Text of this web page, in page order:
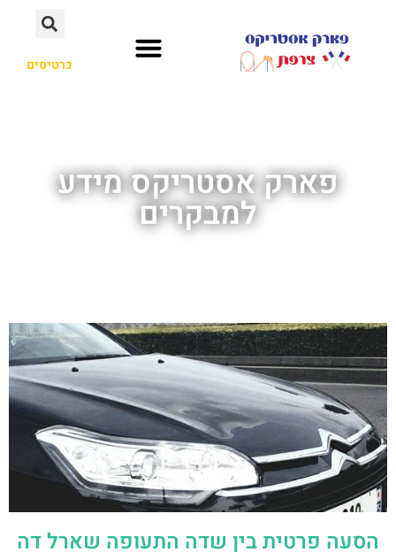
כרטיסים
פארק אסטריקס מידע
למבקרים
הסעה פרטית בין שדה התעופה שארל דה